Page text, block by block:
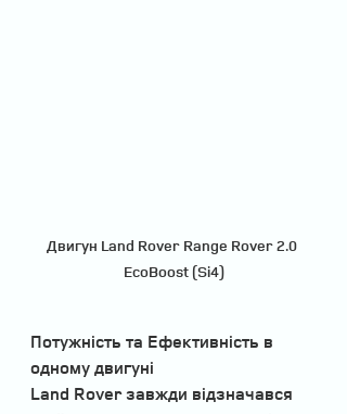
Двигун Land Rover Range Rover 2.0
EcoBoost (Si4)
Потужність та Ефективність в
одному двигуні
Land Rover завжди відзначався